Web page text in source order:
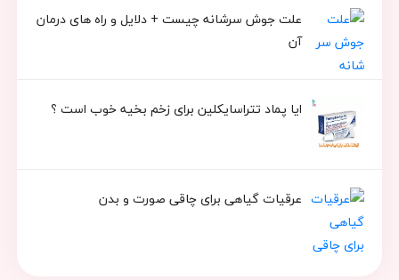
علت جوش سرشانه چیست + دلایل و راه های درمان
آن
ایا پماد تتراسایکلین برای زخم بخیه خوب است ؟
عرقیات گیاهی برای چاقی صورت و بدن